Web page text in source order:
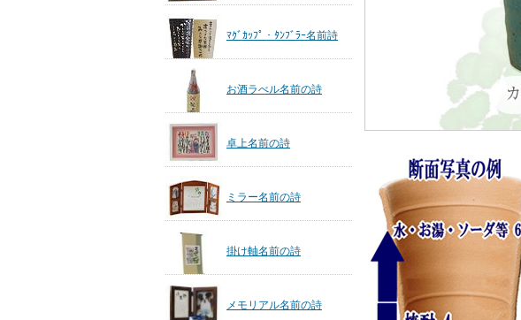
ﾏｸﾞｶｯﾌﾟ・ﾀﾝﾌﾞﾗｰ名前詩
お酒ラべル名前の詩
卓上名前の詩
ミラー名前の詩
掛け軸名前の詩
メモリアル名前の詩